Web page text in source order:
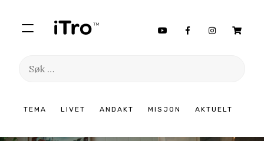
TEMA LIVET ANDAKT MISJON AKTUELT
Søk
innhold